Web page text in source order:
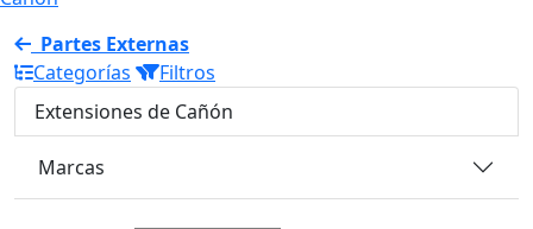
Partes Externas
Categorías
Filtros
Extensiones de Cañón
Marcas